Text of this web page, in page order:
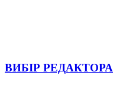
ВИБІР РЕДАКТОРА